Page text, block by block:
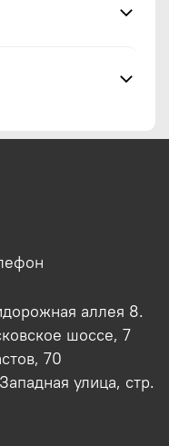
аллея 8.
шоссе, 7
70
улица, стр.